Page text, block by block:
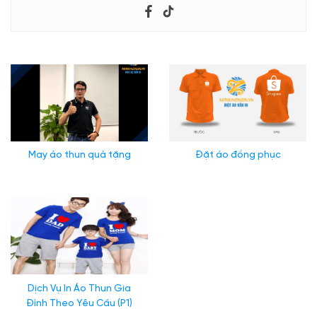
May áo thun quà tặng Đặt áo đồng phục
Dịch Vụ In Áo Thun Gia
Đình Theo Yêu Cầu (P1)